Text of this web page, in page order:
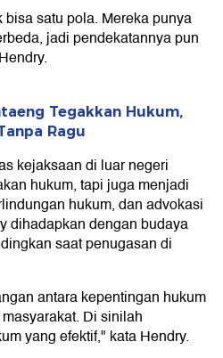
satu pola. Mereka punya
jadi pendekatannya pun
Tegakkan Hukum,
Ragu
kejaksaan di luar negeri
hukum, tapi juga menjadi
hukum, dan advokasi
dihadapkan dengan budaya
saat penugasan di
antara kepentingan hukum
Di sinilah
yang efektif," kata Hendry.